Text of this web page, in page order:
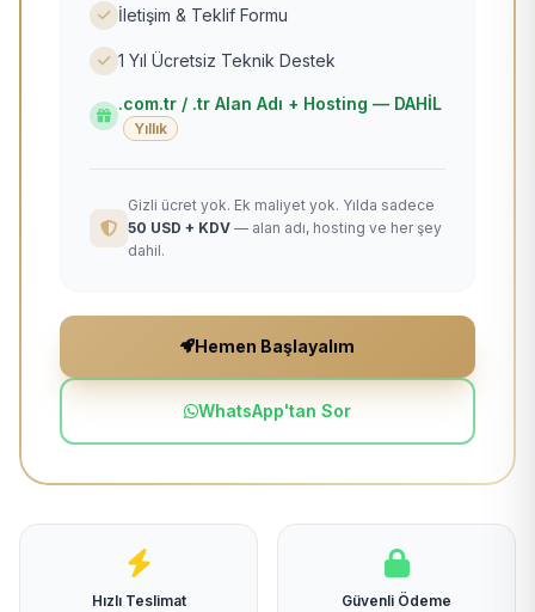
İletişim & Teklif Formu
1 Yıl Ücretsiz Teknik Destek
.com.tr / .tr Alan Adı + Hosting — DAHİL
Yıllık
Gizli ücret yok. Ek maliyet yok. Yılda sadece
50 USD + KDV — alan adı, hosting ve her şey
dahil.
Hemen Başlayalım
WhatsApp'tan Sor
Hızlı Teslimat
Güvenli Ödeme